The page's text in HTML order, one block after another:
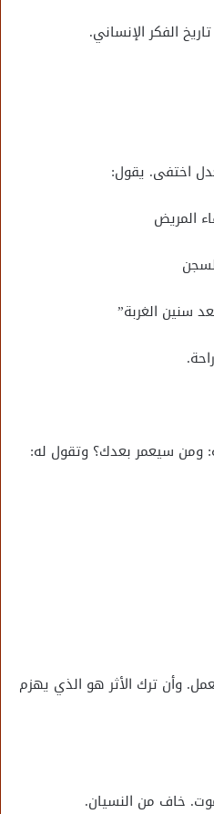
الفكر الإنساني.
اختفى. يقول:
المريض
سنين الغربة”
ومن سيعمر بعدك؟ وتقول له:
وأن ترك الأثر هو الذي يهزم
خاف من النسيان.